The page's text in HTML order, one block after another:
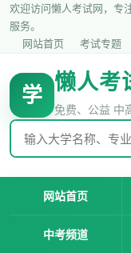
欢迎访问懒人考试网，专
服务。
网站首页
考试专题
学
懒人考
免费、公益 中
网站首页
中考频道